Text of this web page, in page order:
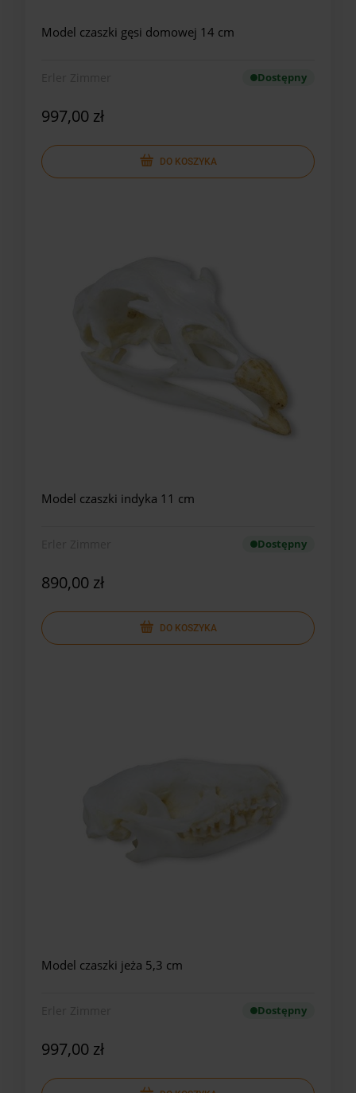
Model czaszki gęsi domowej 14 cm
Dostępny
997,00 zł
DO KOSZYKA
Model czaszki indyka 11 cm
Dostępny
890,00 zł
DO KOSZYKA
Model czaszki jeża 5,3 cm
Dostępny
997,00 zł